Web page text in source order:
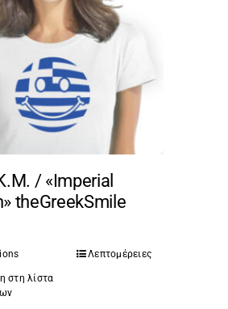
/ «Imperial
theGreekSmile
Λεπτομέρειες
στη λίστα